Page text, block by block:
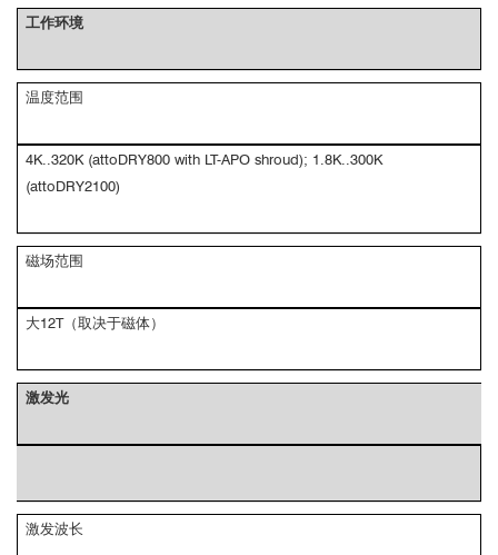
工作环境
温度范围
4K..320K (attoDRY800 with LT-APO shroud); 1.8K..300K
(attoDRY2100)
磁场范围
大12T（取决于磁体）
激发光
激发波长